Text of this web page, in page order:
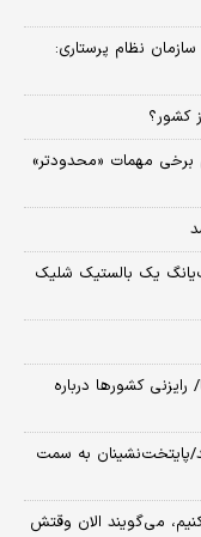
نظام پرستاری:
کشور؟
برخی مهمات «محدودتر»
یک بالستیک شلیک
رایزنی کشورها درباره
پایتخت‌نشینان به سمت
کنیم، می‌گویند الان وقتش